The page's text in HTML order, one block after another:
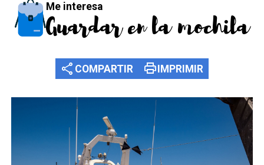
Me interesa
Guardar en la mochila
share COMPARTIR printIMPRIMIR